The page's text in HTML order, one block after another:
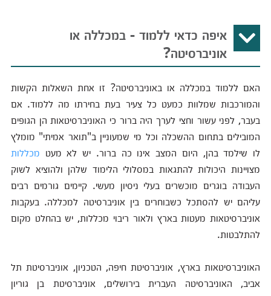
איפה כדאי ללמוד - במכללה או
אוניברסיטה?
האם ללמוד במכללה או באוניברסיטה? זו אחת השאלות הקשות
והמורכבות שמלוות כמעט כל צעיר בעת בחירתו מה ללמוד. אם
בעבר, לפני עשור וחצי לערך היה ברור כי האוניברסיטאות הן הגופים
המובילים בתחום ההשכלה וכל מי שמעוניין ב"תואר אמיתי" מומלץ
לו שילמד בהן, היום המצב אינו כה ברור. יש לא מעט מכללות
מצויינות היכולות להתגאות במסלולי הלימוד שלהן ולהוציא לשוק
העבודה בוגרים מוכשרים בעלי ניסיון מעשי. קיימים גורמים רבים
עליהם יש להסתכל כשבוחרים בין אוניברסיטה למכללה. בעקבות
אוניברסיטאות מעטות בארץ ולאור ריבוי מכללות, יש בהחלט מקום
להתלבטות.
האוניברסיטאות בארץ, אוניברסיטת חיפה, הטכניון, אוניברסיטת תל
אביב, האוניברסיטה העברית בירושלים, אוניברסיטת בן גוריון